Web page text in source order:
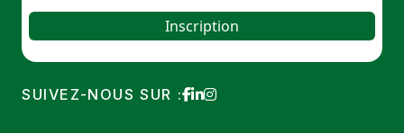
SUIVEZ-NOUS SUR :